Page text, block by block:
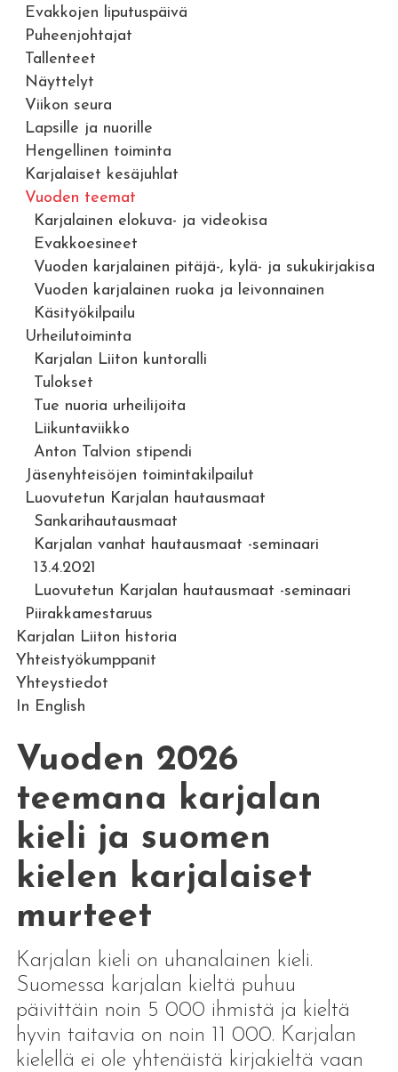
Evakkojen liputuspäivä
Puheenjohtajat
Tallenteet
Näyttelyt
Viikon seura
Lapsille ja nuorille
Hengellinen toiminta
Karjalaiset kesäjuhlat
Vuoden teemat
Karjalainen elokuva- ja videokisa
Evakkoesineet
Vuoden karjalainen pitäjä-, kylä- ja sukukirjakisa
Vuoden karjalainen ruoka ja leivonnainen
Käsityökilpailu
Urheilutoiminta
Karjalan Liiton kuntoralli
Tulokset
Tue nuoria urheilijoita
Liikuntaviikko
Anton Talvion stipendi
Jäsenyhteisöjen toimintakilpailut
Luovutetun Karjalan hautausmaat
Sankarihautausmaat
Karjalan vanhat hautausmaat -seminaari
13.4.2021
Luovutetun Karjalan hautausmaat -seminaari
Piirakkamestaruus
Karjalan Liiton historia
Yhteistyökumppanit
Yhteystiedot
In English
Vuoden 2026
teemana karjalan
kieli ja suomen
kielen karjalaiset
murteet
Karjalan kieli on uhanalainen kieli.
Suomessa karjalan kieltä puhuu
päivittäin noin 5 000 ihmistä ja kieltä
hyvin taitavia on noin 11 000. Karjalan
kielellä ei ole yhtenäistä kirjakieltä vaan